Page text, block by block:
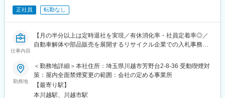
■教育体制：
■魅力：
的存在を目指して段階的にレベルアップしながら経理業務を習得
できます。
■組織構成：
正社員 転勤なし
仕事内容
【月の半分以上は定時退社を実現／有休消化率・社員定着率◎／
自動車解体や部品販売を展開するリサイクル企業での入札事務】
【キャリア採用】
今回は事務経験を活かし、役員直属のポジションで活躍いただけ
る方を募集しています。入札業務の中核メンバーとして、主体的
に業務を推進できる方を歓迎します。
勤務地
＜勤務地詳細＞本社住所：埼玉県川越市芳野台2-8-36 受動喫煙対
策：屋内全面禁煙変更の範囲：会社の定める事業所
【最寄り駅】
本川越駅、川越市駅